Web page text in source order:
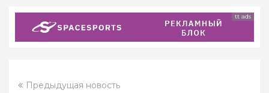
tt ads
Предыдущая новость